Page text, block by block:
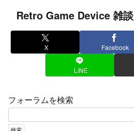
Retro Game Device 雑談
X Facebook
LINE
フォーラムを検索